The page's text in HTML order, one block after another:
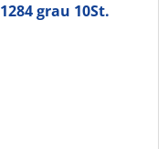
grau 10St.